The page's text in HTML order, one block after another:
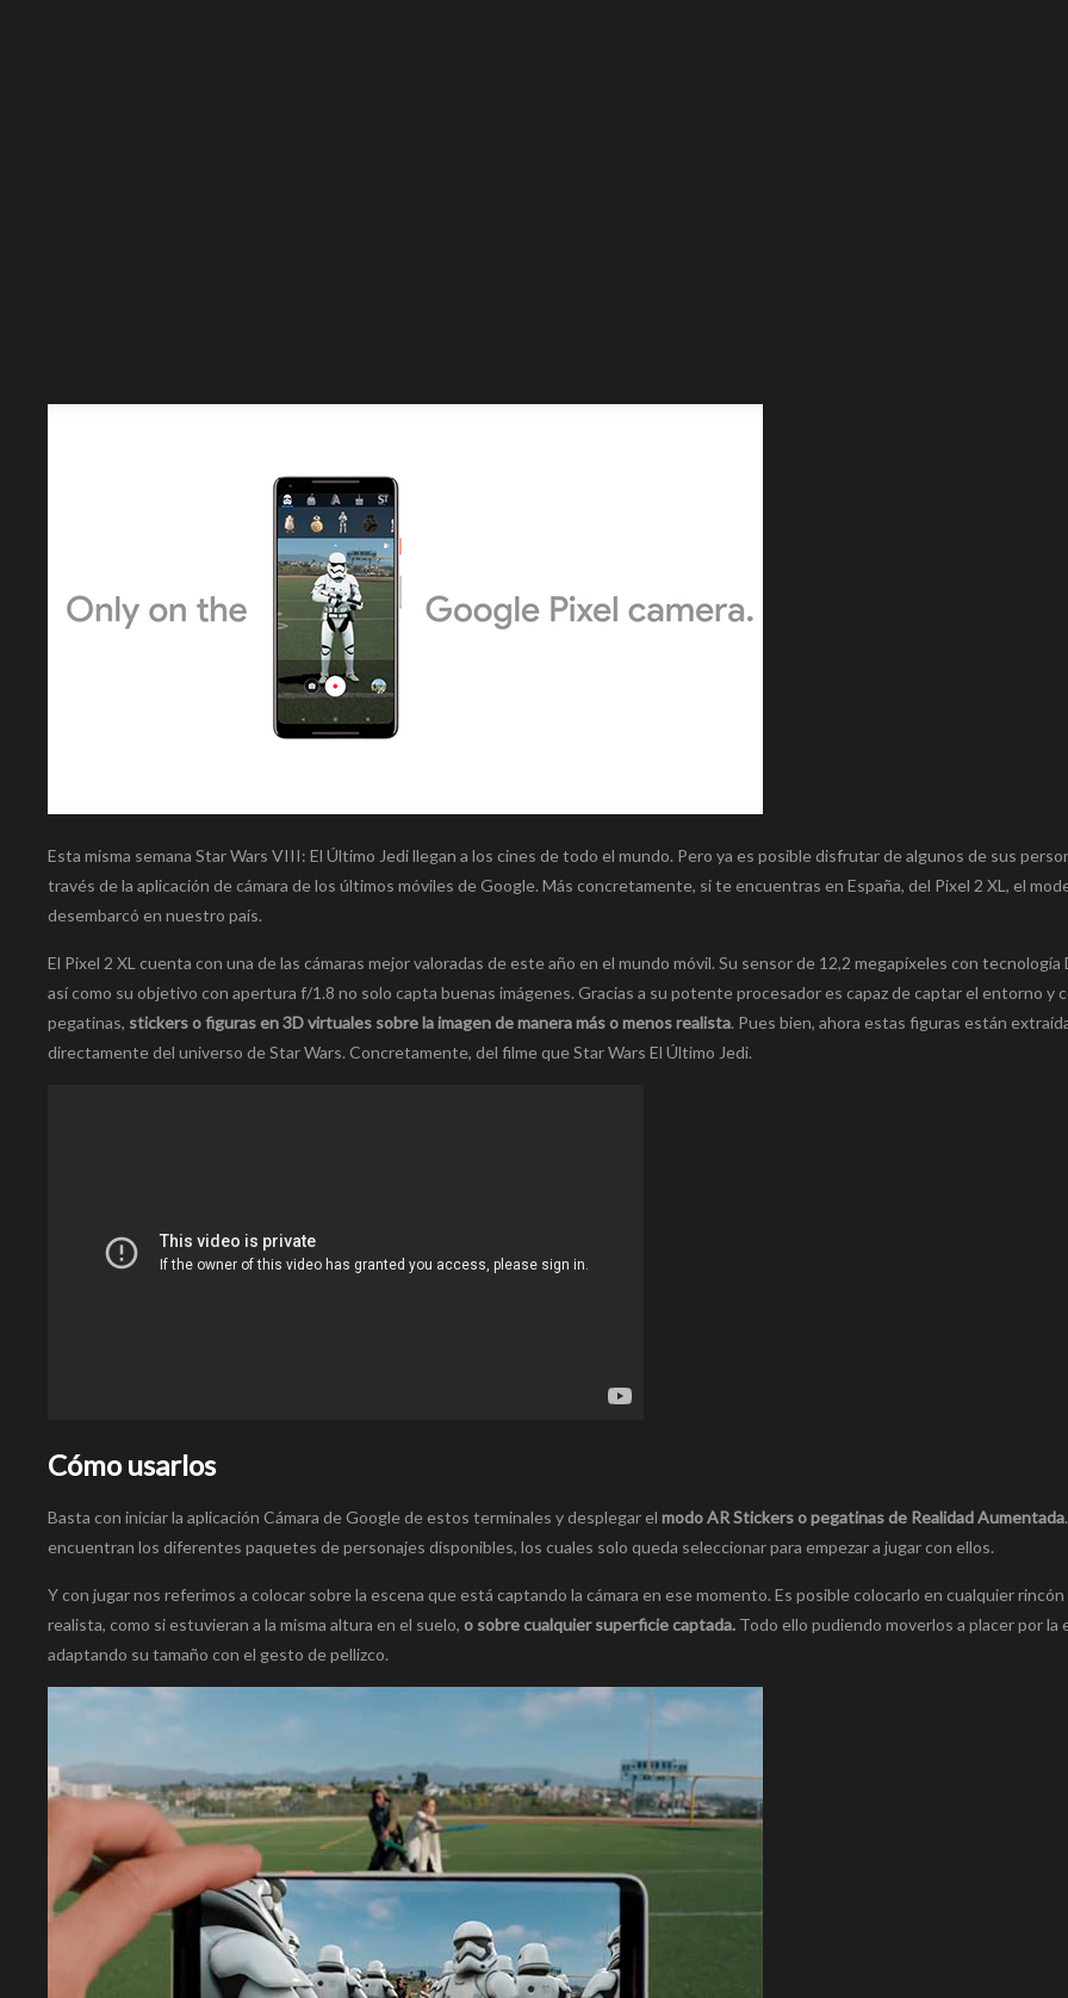
Esta misma semana Star Wars VIII: El Último Jedi llegan a los cines de todo el mundo. Pero ya es posible disfrutar de algunos de sus
través de la aplicación de cámara de los últimos móviles de Google. Más concretamente, si te encuentras en España, del Pixel 2 XL, el
desembarcó en nuestro país.
El Pixel 2 XL cuenta con una de las cámaras mejor valoradas de este año en el mundo móvil. Su sensor de 12,2 megapíxeles con tecnología
así como su objetivo con apertura f/1.8 no solo capta buenas imágenes. Gracias a su potente procesador es capaz de captar el entorno y
pegatinas, stickers o figuras en 3D virtuales sobre la imagen de manera más o menos realista. Pues bien, ahora estas figuras están
directamente del universo de Star Wars. Concretamente, del filme que Star Wars El Último Jedi.
Cómo usarlos
Basta con iniciar la aplicación Cámara de Google de estos terminales y desplegar el modo AR Stickers o pegatinas de Realidad Aumentada
encuentran los diferentes paquetes de personajes disponibles, los cuales solo queda seleccionar para empezar a jugar con ellos.
Y con jugar nos referimos a colocar sobre la escena que está captando la cámara en ese momento. Es posible colocarlo en cualquier rincón
realista, como si estuvieran a la misma altura en el suelo, o sobre cualquier superficie captada. Todo ello pudiendo moverlos a placer por la
adaptando su tamaño con el gesto de pellizco.